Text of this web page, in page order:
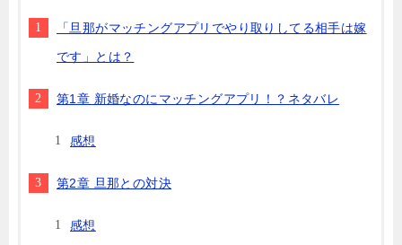
「旦那がマッチングアプリでやり取りしてる相手は嫁
です」とは？
第1章 新婚なのにマッチングアプリ！？ネタバレ
感想
第2章 旦那との対決
感想